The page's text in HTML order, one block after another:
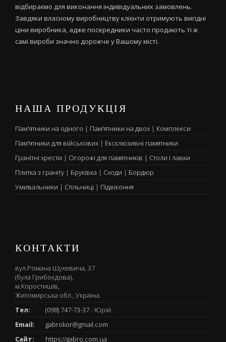
відбираємо для виконання індивідуальних замовлень.
Завдяки власному виробництву клієнти отримують вигідні
ціни виробника, адже посередники часто продають ті ж
самі вироби значно дорожче у Вашому місті.
НАША ПРОДУКЦІЯ
Пам'ятники на одного | Пам'ятники на двох | Комплекси
Пам'ятники для військових | Ексклюзивні памятники
Гранітні хрести | Огорожі для памятників | Столи і лавки
Плитка з граніту | Бруківка | Сходи | Бордюр
Умивальники | Стільниці | Підвіконня
КОНТАКТИ
вул.Романа Шухевича, 37
(була Грибоєдова),
м.Коростишів,
Житомирська обл., Україна.
Тел:
(098) 747-73-37- Юрій.
Email:
gabrokor@gmail.com
Сайт:
https://gabro.com.ua